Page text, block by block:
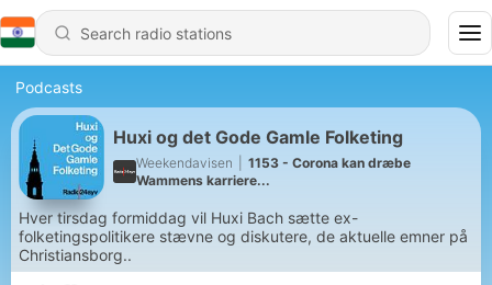
Podcasts
Huxi og det Gode Gamle Folketing
Weekendavisen
1153 - Corona kan dræbe
Wammens karriere...
Hver tirsdag formiddag vil Huxi Bach sætte ex-
folketingspolitikere stævne og diskutere, de aktuelle emner på
Christiansborg..